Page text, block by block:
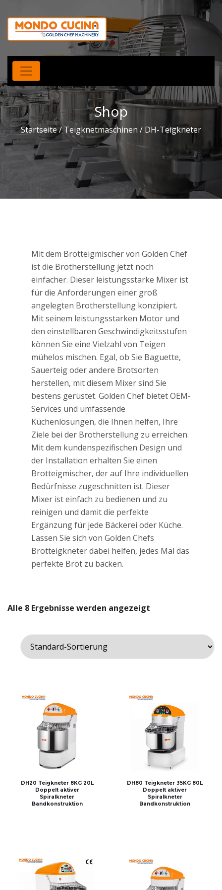
Shop
Startseite/Teigknetmaschinen / DH-Teigkneter
Mit dem Brotteigmischer von Golden Chef
ist die Brotherstellung jetzt noch
einfacher. Dieser leistungsstarke Mixer ist
für die Anforderungen einer groß
angelegten Brotherstellung konzipiert.
Mit seinem leistungsstarken Motor und
den einstellbaren Geschwindigkeitsstufen
können Sie eine Vielzahl von Teigen
mühelos mischen. Egal, ob Sie Baguette,
Sauerteig oder andere Brotsorten
herstellen, mit diesem Mixer sind Sie
bestens gerüstet. Golden Chef bietet OEM-
Services und umfassende
Küchenlösungen, die Ihnen helfen, Ihre
Ziele bei der Brotherstellung zu erreichen.
Mit dem kundenspezifischen Design und
der Installation erhalten Sie einen
Brotteigmischer, der auf Ihre individuellen
Bedürfnisse zugeschnitten ist. Dieser
Mixer ist einfach zu bedienen und zu
reinigen und damit die perfekte
Ergänzung für jede Bäckerei oder Küche.
Lassen Sie sich von Golden Chefs
Brotteigkneter dabei helfen, jedes Mal das
perfekte Brot zu backen.
Alle 8 Ergebnisse werden angezeigt
DH20 Teigkneter 8KG 20L
Doppelt aktiver
Spiralkneter
Bandkonstruktion
DH80 Teigkneter 35KG 80L
Doppelt aktiver
Spiralkneter
Bandkonstruktion